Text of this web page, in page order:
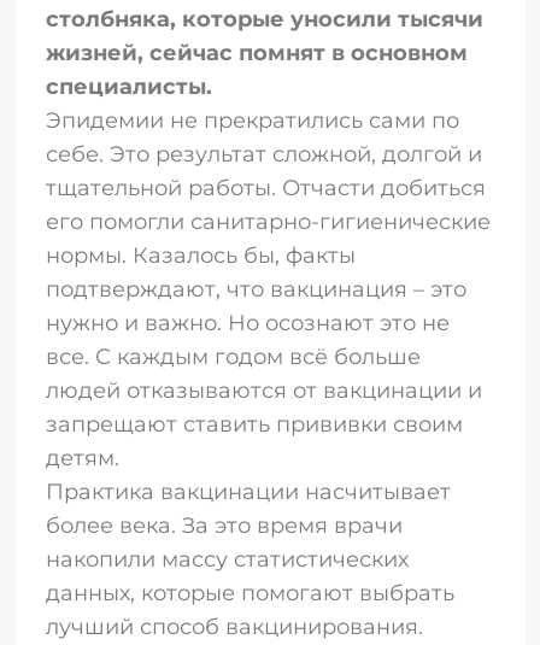
столбняка, которые уносили тысячи
жизней, сейчас помнят в основном
специалисты.
Эпидемии не прекратились сами по
себе. Это результат сложной, долгой и
тщательной работы. Отчасти добиться
его помогли санитарно-гигиенические
нормы. Казалось бы, факты
подтверждают, что вакцинация – это
нужно и важно. Но осознают это не
все. С каждым годом всё больше
людей отказываются от вакцинации и
запрещают ставить прививки своим
детям.
Практика вакцинации насчитывает
более века. За это время врачи
накопили массу статистических
данных, которые помогают выбрать
лучший способ вакцинирования.